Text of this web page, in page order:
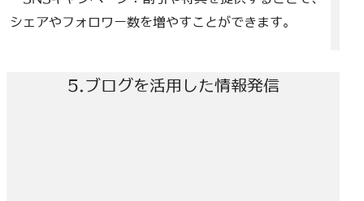
シェアやフォロワー数を増やすことができます。
5.ブログを活用した情報発信